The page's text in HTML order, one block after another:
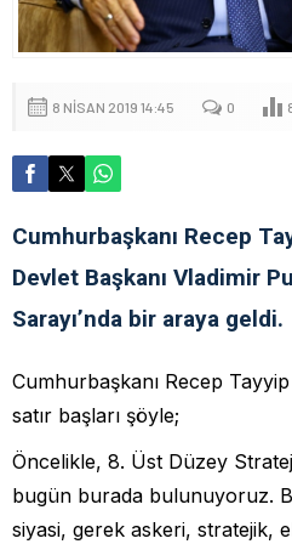
8 NISAN 2019 14:45 0
Cumhurbaşkanı Recep
Devlet Başkanı Vladimir
Sarayı’nda bir araya geldi.
Cumhurbaşkanı Recep Tayyip
satır başları şöyle;
Öncelikle, 8. Üst Düzey
bugün burada bulunuyoruz.
siyasi, gerek askeri, stratejik,